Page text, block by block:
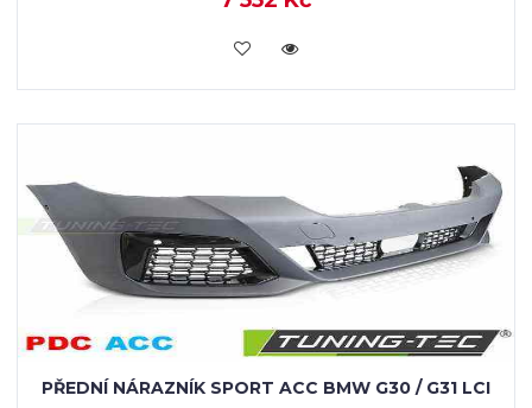
KOUPIT
PŘEDNÍ NÁRAZNÍK SPORT ACC BMW G30 / G31 LCI